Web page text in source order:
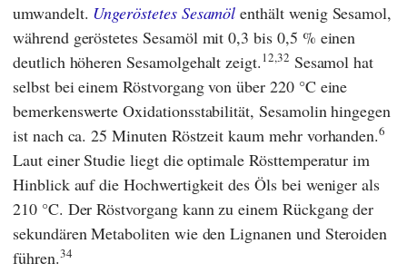
umwandelt. Ungeröstetes Sesamöl enthält wenig Sesamol,
während geröstetes Sesamöl mit 0,3 bis 0,5 % einen
deutlich höheren Sesamolgehalt zeigt.12,32 Sesamol hat
selbst bei einem Röstvorgang von über 220 °C eine
bemerkenswerte Oxidationsstabilität, Sesamolin hingegen
ist nach ca. 25 Minuten Röstzeit kaum mehr vorhanden.6
Laut einer Studie liegt die optimale Rösttemperatur im
Hinblick auf die Hochwertigkeit des Öls bei weniger als
210 °C. Der Röstvorgang kann zu einem Rückgang der
sekundären Metaboliten wie den Lignanen und Steroiden
führen.34